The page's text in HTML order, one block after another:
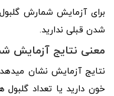
برای آزمایش شمارش
شدن قبلی ندارید.
معنی نتایج آزمایش
نتایج آزمایش نشان
خون دارید یا تعداد